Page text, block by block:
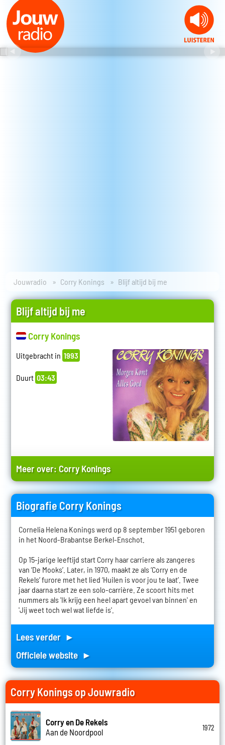
Jouwradio Corry Konings Blijf altijd bij me
Blijf altijd bij me
Corry Konings
Uitgebracht in 1993
Duurt 03:43
Meer over: Corry Konings
Biografie Corry Konings
Cornelia Helena Konings werd op 8 september 1951 geboren
in het Noord-Brabantse Berkel-Enschot.
Op 15-jarige leeftijd start Corry haar carriere als zangeres
van ‘De Mooks’. Later, in 1970, maakt ze als ‘Corry en de
Rekels’ furore met het lied ‘Huilen is voor jou te laat’. Twee
jaar daarna start ze een solo-carrière. Ze scoort hits met
nummers als 'Ik krijg een heel apart gevoel van binnen' en
'Jij weet toch wel wat liefde is'.
Lees verder ►
Officiele website ►
Corry Konings op Jouwradio
Corry en De Rekels
Aan de Noordpool
1972